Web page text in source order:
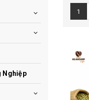
1
Nghiệp